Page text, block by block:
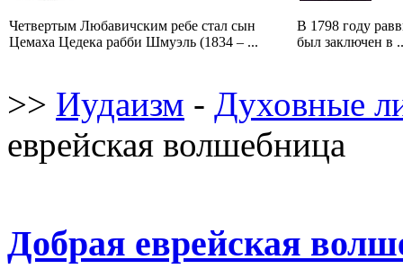
Четвертым Любавичским ребе стал сын
Цемаха Цедека рабби Шмуэль (1834 – ...
В 1798 году
был заключен в
>> Иудаизм - Духовные
еврейская волшебница
Добрая еврейская